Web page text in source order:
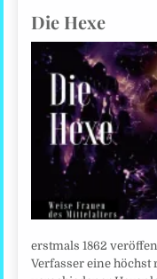
Die Hexe
erstmals 1862
Verfasser eine